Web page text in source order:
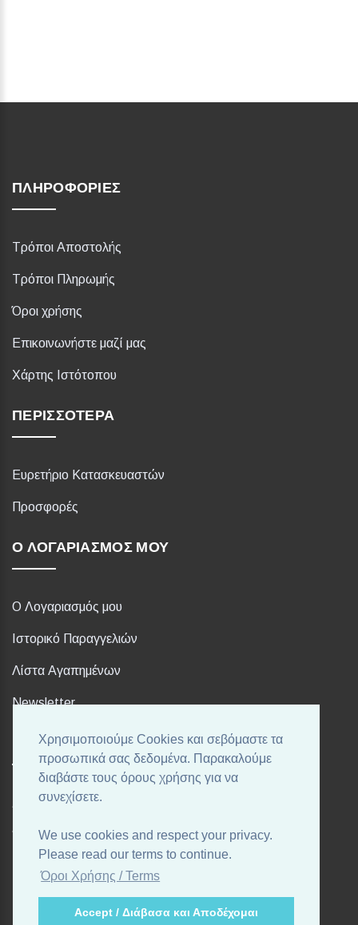
Χρησιμοποιούμε Cookies και σεβόμαστε τα
προσωπικά σας δεδομένα. Παρακαλούμε
διαβάστε τους όρους χρήσης για να
συνεχίσετε.
We use cookies and respect your privacy.
Please read our terms to continue.
Όροι Χρήσης / Terms
Accept / Διάβασα και Αποδέχομαι
ΠΛΗΡΟΦΟΡΊΕΣ
Τρόποι Αποστολής
Τρόποι Πληρωμής
Όροι χρήσης
Επικοινωνήστε μαζί μας
Χάρτης Ιστότοπου
ΠΕΡΙΣΣΌΤΕΡΑ
Ευρετήριο Κατασκευαστών
Προσφορές
Ο ΛΟΓΑΡΙΑΣΜΌΣ ΜΟΥ
Ο Λογαριασμός μου
Ιστορικό Παραγγελιών
Λίστα Αγαπημένων
Newsletter
FOLLOW US
Ακολουθήστε μας στα αγαπημένα σας Social Media!